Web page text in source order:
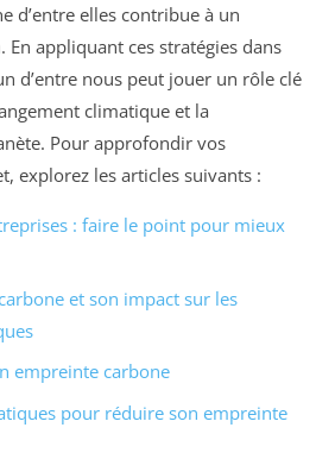
d’entre elles contribue à un
appliquant ces stratégies dans
d’entre nous peut jouer un rôle clé
climatique et la
Pour approfondir vos
explorez les articles suivants :
: faire le point pour mieux
et son impact sur les
empreinte carbone
pour réduire son empreinte